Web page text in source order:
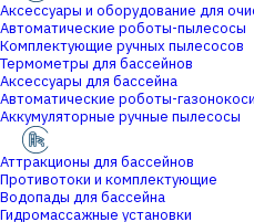
Аксессуары и оборудование для
Автоматические роботы-пылесосы
Комплектующие ручных пылесосов
Термометры для бассейнов
Аксессуары для бассейна
Автоматические роботы-
Аккумуляторные ручные пылесосы
Аттракционы для бассейнов
Противотоки и комплектующие
Водопады для бассейна
Гидромассажные установки